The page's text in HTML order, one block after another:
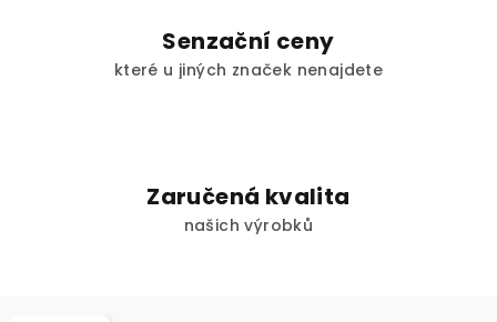
Senzační ceny
které u jiných značek nenajdete
Zaručená kvalita
našich výrobků